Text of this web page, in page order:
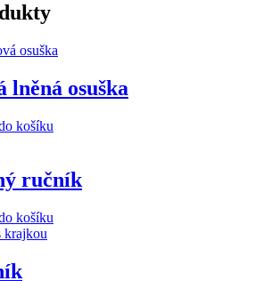
lněná osuška
košíku
ručník
košíku